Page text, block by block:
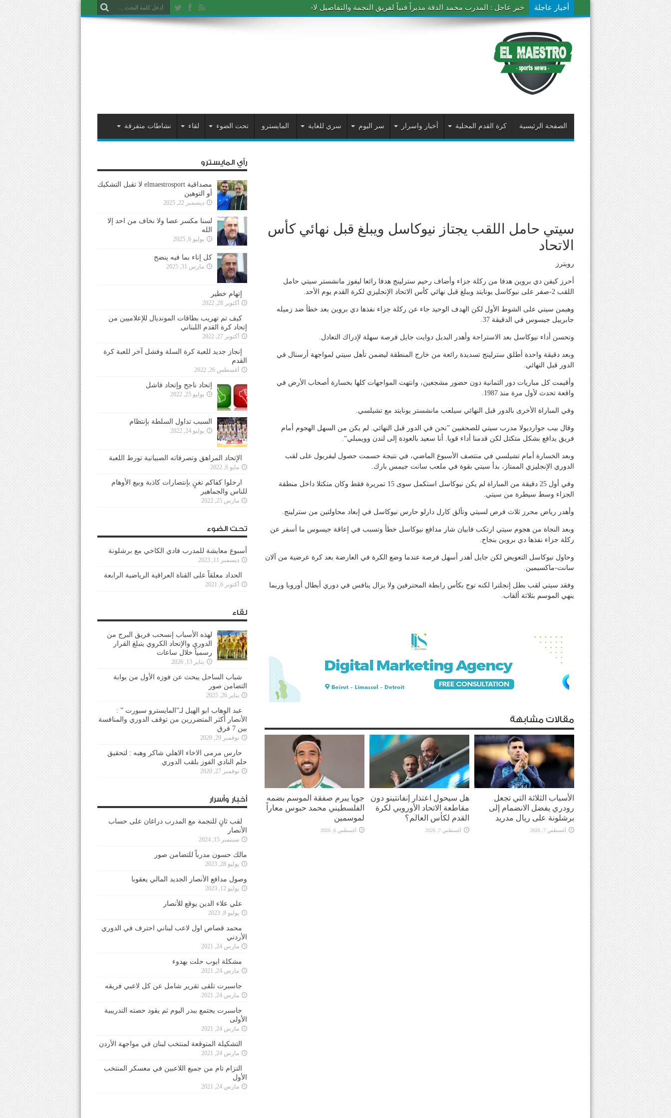
أخبار عاجلة خبر عاجل : المدرب محمد الدقة مديراً فنياً لفريق النجمة والتفاصيل لاحقاً
الصفحة الرئيسية كرة القدم المحلية أخبار واسرار سر اليوم سري للغاية المايسترو تحت الضوء لقاء نشاطات متفرقة
سيتي حامل اللقب يجتاز نيوكاسل ويبلغ قبل نهائي كأس
الاتحاد
رويترز
أحرز كيفن دي بروين هدفا من ركلة جزاء وأضاف رحيم سترلينج هدفا رائعا ليفوز مانشستر سيتي حامل
اللقب 2-صفر على نيوكاسل يونايتد ويبلغ قبل نهائي كأس الاتحاد الإنجليزي لكرة القدم يوم الأحد.
وهيمن سيتي على الشوط الأول لكن الهدف الوحيد جاء عن ركلة جزاء نفذها دي بروين بعد خطأ ضد زميله
جابرييل جيسوس في الدقيقة 37.
وتحسن أداء نيوكاسل بعد الاستراحة وأهدر البديل دوايت جايل فرصة سهلة لإدراك التعادل.
وبعد دقيقة واحدة أطلق سترلينج تسديدة رائعة من خارج المنطقة ليضمن تأهل سيتي لمواجهة أرسنال في
الدور قبل النهائي.
وأقيمت كل مباريات دور الثمانية دون حضور مشجعين، وانتهت المواجهات كلها بخسارة أصحاب الأرض في
واقعة تحدث لأول مرة منذ 1987.
وفي المباراة الأخرى بالدور قبل النهائي سيلعب مانشستر يونايتد مع تشيلسي.
وقال بيب جوارديولا مدرب سيتي للصحفيين ”نحن في الدور قبل النهائي. لم يكن من السهل الهجوم أمام
فريق يدافع بشكل متكتل لكن قدمنا أداء قويا. أنا سعيد بالعودة إلى لندن وويمبلي“.
وبعد الخسارة أمام تشيلسي في منتصف الأسبوع الماضي، في نتيجة حسمت حصول ليفربول على لقب
الدوري الإنجليزي الممتاز، بدأ سيتي بقوة في ملعب سانت جيمس بارك.
وفي أول 25 دقيقة من المباراة لم يكن نيوكاسل استكمل سوى 15 تمريرة فقط وكان متكتلا داخل منطقة
الجزاء وسط سيطرة من سيتي.
وأهدر رياض محرز ثلاث فرص لسيتي وتألق كارل دارلو حارس نيوكاسل في إبعاد محاولتين من سترلينج.
وبعد النجاة من هجوم سيتي ارتكب فابيان شار مدافع نيوكاسل خطأ وتسبب في إعاقة جيسوس ما أسفر عن
ركلة جزاء نفذها دي بروين بنجاح.
وحاول نيوكاسل التعويض لكن جايل أهدر أسهل فرصة عندما وضع الكرة في العارضة بعد كرة عرضية من آلان
سانت-ماكسيمين.
وفقد سيتي لقب بطل إنجلترا لكنه توج بكأس رابطة المحترفين ولا يزال ينافس في دوري أبطال أوروبا وربما
ينهي الموسم بثلاثة ألقاب.
مقالات مشابهة
الأسباب الثلاثة التي تجعل
رودري يفضل الانضمام إلى
برشلونة على ريال مدريد
أغسطس 7, 2026
هل سيحول اعتذار إنفانتينو دون
مقاطعة الاتحاد الأوروبي لكرة
القدم لكأس العالم؟
أغسطس 7, 2026
جويا يبرم صفقة الموسم بضمه
الفلسطيني محمد حبوس معاراً
لموسمين
أغسطس 6, 2026
رأي المايسترو
مصداقية elmaestrosport لا تقبل التشكيك
أو التوهين
ديسمبر 22, 2025
لسنا مكسر عصا ولا نخاف من احد إلا
الله
يوليو 6, 2025
كل إناء بما فيه ينضح
مارس 31, 2025
إتهام خطير
أكتوبر 28, 2022
كيف تم تهريب بطاقات المونديال للإعلاميين من
إتحاد كرة القدم اللبناني
أكتوبر 27, 2022
إنجاز جديد للعبة كرة السلة وفشل آخر للعبة كرة
القدم
أغسطس 26, 2022
إتحاد ناجح وإتحاد فاشل
يوليو 25, 2022
السبب تداول السلطة بإنتظام
يوليو 24, 2022
الإتحاد المراهق وتصرفاته الصبيانية تورط اللعبة
مايو 6, 2022
ارحلوا كفاكم تغنٍ بإنتصارات كاذبة وبيع الأوهام
للناس والجماهير
مارس 25, 2022
تحت الضوء
أسبوع معايشة للمدرب فادي الكاخي مع برشلونة
ديسمبر 11, 2023
الحداد معلقاً على القناة العراقية الرياضية الرابعة
أكتوبر 6, 2021
لقاء
لهذه الأسباب إنسحب فريق البرج من
الدوري والإتحاد الكروي يتبلغ القرار
رسمياً خلال ساعات
يناير 13, 2026
شباب الساحل يبحث عن فوزه الأول من بوابة
التضامن صور
يناير 26, 2025
عبد الوهاب ابو الهيل لـ”المايسترو سبورت ” :
الأنصار أكثر المتضررين من توقف الدوري والمنافسة
بين 7 فرق
نوفمبر 29, 2020
حارس مرمى الاخاء الاهلي شاكر وهبه : لتحقيق
حلم النادي الفوز بلقب الدوري
نوفمبر 27, 2020
أخبار وأسرار
لقب ثانٍ للنجمة مع المدرب دراغان على حساب
الأنصار
سبتمبر 15, 2024
مالك حسون مدرباً للتضامن صور
يوليو 28, 2023
وصول مدافع الأنصار الجديد المالي يعقوبا
يوليو 12, 2023
علي علاء الدين يوقع للأنصار
يوليو 8, 2023
محمد قصاص اول لاعب لبناني احترف في الدوري
الأردني
مارس 24, 2021
مشكلة ايوب حلت بهدوء
مارس 24, 2021
جاسبرت تلقى تقرير شامل عن كل لاعبي فريقه
مارس 24, 2021
جاسبرت يجتمع ببدر اليوم ثم يقود حصته التدريبية
الأولى
مارس 24, 2021
التشكيلة المتوقعة لمنتخب لبنان في مواجهة الأردن
مارس 24, 2021
التزام تام من جميع اللاعبين في معسكر المنتخب
الأول
مارس 24, 2021